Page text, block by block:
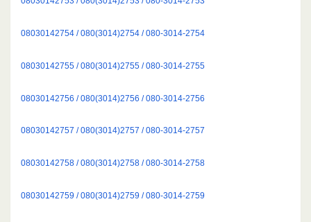
08030142754 / 080(3014)2754 / 080-3014-2754
08030142755 / 080(3014)2755 / 080-3014-2755
08030142756 / 080(3014)2756 / 080-3014-2756
08030142757 / 080(3014)2757 / 080-3014-2757
08030142758 / 080(3014)2758 / 080-3014-2758
08030142759 / 080(3014)2759 / 080-3014-2759